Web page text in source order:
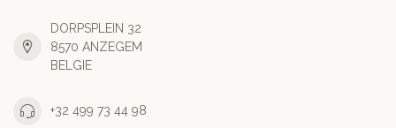
DORPSPLEIN 32
8570 ANZEGEM
BELGIE
+32 499 73 44 98